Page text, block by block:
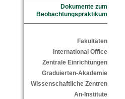
Dokumente zum
Beobachtungspraktikum
Fakultäten
International Office
Zentrale Einrichtungen
Graduierten-Akademie
Wissenschaftliche Zentren
An-Institute